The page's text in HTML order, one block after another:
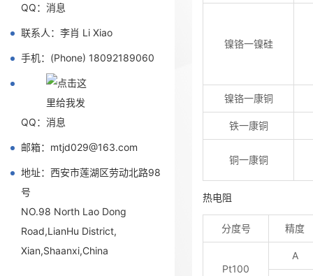
QQ：
联系人：李肖 Li Xiao
手机：(Phone) 18092189060
QQ：
邮箱：mtjd029@163.com
地址：西安市莲湖区劳动北路98
号
NO.98 North Lao Dong
Road,LianHu District,
Xian,Shaanxi,China
镍铬一镍硅
镍铬一康铜
铁一康铜
铜一康铜
热电阻
分度号 精度
Pt100
A